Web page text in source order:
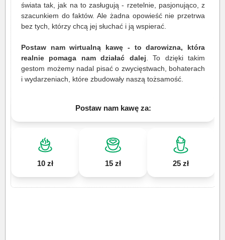
świata tak, jak na to zasługują - rzetelnie, pasjonująco, z
szacunkiem do faktów. Ale żadna opowieść nie przetrwa
bez tych, którzy chcą jej słuchać i ją wspierać.
Postaw nam wirtualną kawę - to darowizna, która
realnie pomaga nam działać dalej . To dzięki takim
gestom możemy nadal pisać o zwycięstwach, bohaterach
i wydarzeniach, które zbudowały naszą tożsamość.
Postaw nam kawę za:
10 zł 15 zł 25 zł